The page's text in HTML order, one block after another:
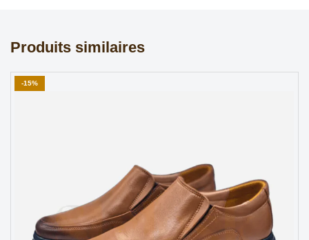
Produits similaires
-15%